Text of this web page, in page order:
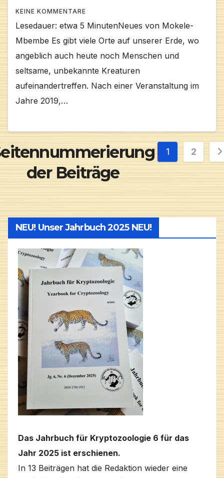
KEINE KOMMENTARE
Lesedauer: etwa 5 MinutenNeues von Mokele-
Mbembe Es gibt viele Orte auf unserer Erde, wo
angeblich auch heute noch Menschen und
seltsame, unbekannte Kreaturen
aufeinandertreffen. Nach einer Veranstaltung im
Jahre 2019,…
der Beiträge
1 2
NEU! Unser Jahrbuch 2025 NEU!
Das Jahrbuch für Kryptozoologie 6 für das
Jahr 2025 ist erschienen.
In 13 Beiträgen hat die Redaktion wieder eine